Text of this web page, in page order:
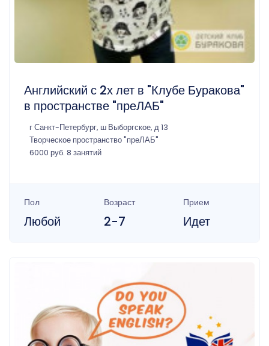
Английский с 2х лет в "Клубе Буракова"
в пространстве "преЛАБ"
г Санкт-Петербург, ш Выборгское, д 13
Творческое пространство "преЛАБ"
6000 руб. 8 занятий
Пол
Любой
Возраст
2-7
Прием
Идет